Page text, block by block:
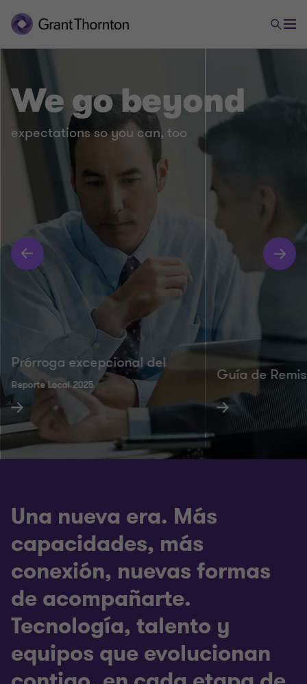
We go beyond
expectations so you can, too
Prórroga excepcional del
Reporte Local 2025
Guía de
CAMBIOS
Una nueva era. Más
capacidades, más
conexión, nuevas formas
de acompañarte.
Tecnología, talento y
equipos que evolucionan